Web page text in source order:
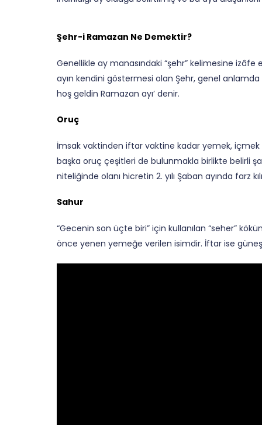
Şehr-i Ramazan Ne Demektir?
Genellikle ay manasındaki “şehr” kelimesine
ayın kendini göstermesi olan Şehr, genel anlamda
hoş geldin Ramazan ayı’ denir.
Oruç
İmsak vaktinden iftar vaktine kadar yemek,
başka oruç çeşitleri de bulunmakla birlikte belirli
niteliğinde olanı hicretin 2. yılı Şaban ayında farz
Sahur
“Gecenin son üçte biri” için kullanılan “seher”
önce yenen yemeğe verilen isimdir. İftar ise